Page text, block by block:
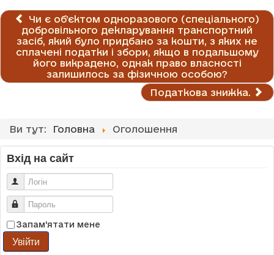
Чи є об’єктом одноразового (спеціального)
добровільного декларування транспортний
засіб, який було придбано за кошти, з яких не
сплачені податки і збори, якщо в подальшому
його викрадено, однак право власності
залишилось за фізичною особою?
Податкова знижка.
Ви тут: Головна Оголошення
Вхід на сайт
Логін
Пароль
Запам'ятати мене
Увійти